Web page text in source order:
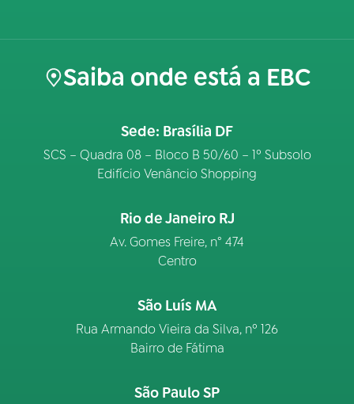
Saiba onde está a EBC
Sede: Brasília DF
SCS – Quadra 08 – Bloco B 50/60 – 1º Subsolo
Edifício Venâncio Shopping
Rio de Janeiro RJ
Av. Gomes Freire, n° 474
Centro
São Luís MA
Rua Armando Vieira da Silva, nº 126
Bairro de Fátima
São Paulo SP